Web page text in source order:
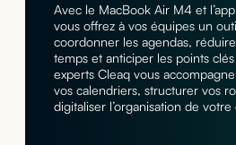
Avec le MacBook Air M4 et
vous offrez à vos équipes un
coordonner les agendas,
temps et anticiper les points
experts Cleaq vous
vos calendriers, structurer vos
digitaliser l’organisation de